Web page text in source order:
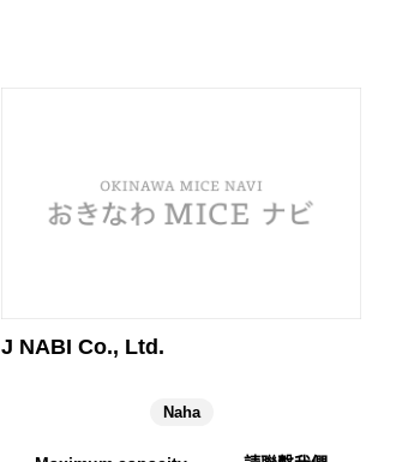
J NABI Co., Ltd.
Naha